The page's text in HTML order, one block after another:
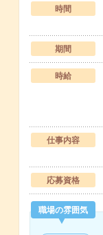
時間
期間
時給
仕事内容
応募資格
職場の雰囲気